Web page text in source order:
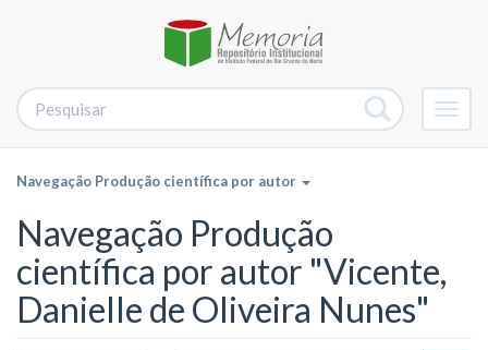
Navegação Produção científica por autor
Navegação Produção
científica por autor "Vicente,
Danielle de Oliveira Nunes"